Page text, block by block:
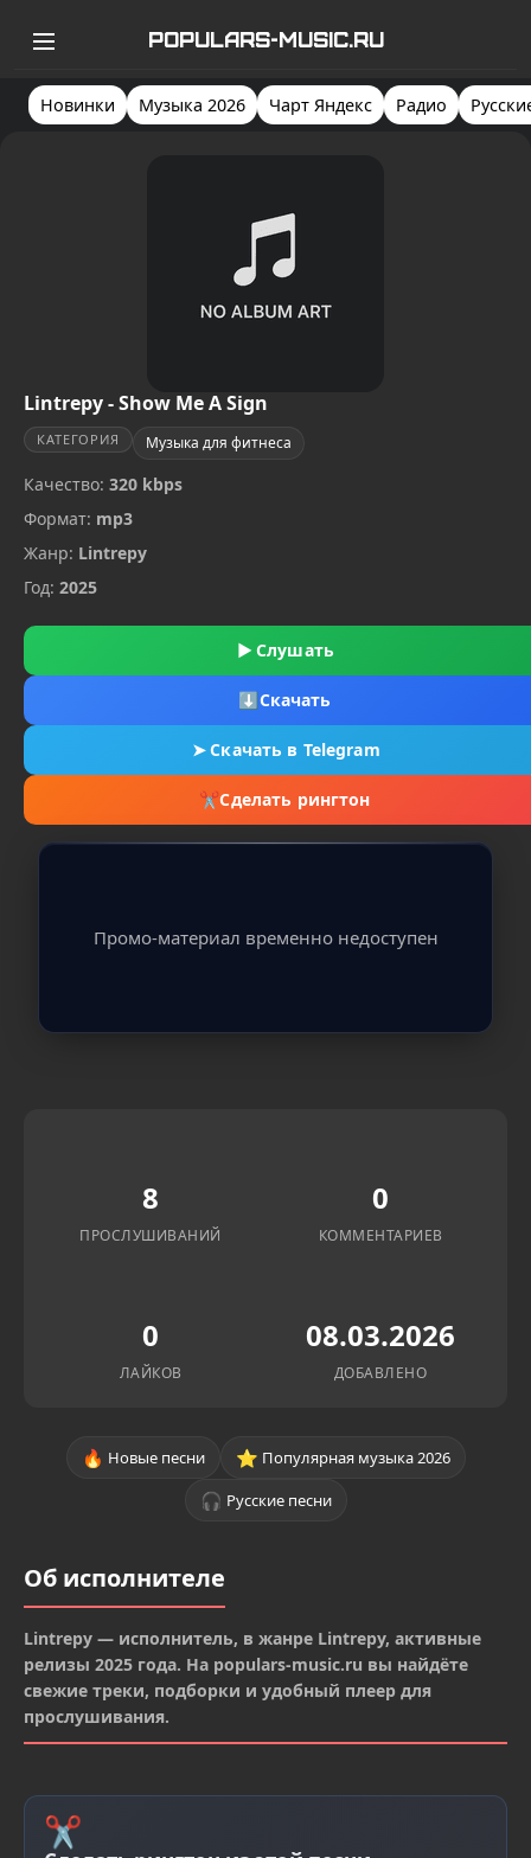
POPULARS-MUSIC.RU
Новинки Музыка 2026 Чарт Яндекс Радио
Lintrepy - Show Me A Sign
КАТЕГОРИЯ Музыка для фитнеса
Качество: 320 kbps
Формат: mp3
Жанр: Lintrepy
Год: 2025
▶ Слушать
⬇Скачать
➤Скачать в Telegram
✂Сделать рингтон
Промо-материал временно недоступен
8
ПРОСЛУШИВАНИЙ
0
КОММЕНТАРИЕВ
0
ЛАЙКОВ
08.03.2026
ДОБАВЛЕНО
🔥 Новые песни ⭐ Популярная музыка 2026
🎧 Русские песни
Об исполнителе
Lintrepy — исполнитель, в жанре Lintrepy, активные
релизы 2025 года. На populars-music.ru вы найдёте
свежие треки, подборки и удобный плеер для
прослушивания.
✂